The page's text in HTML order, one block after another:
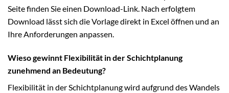
Seite finden Sie einen Download-Link. Nach erfolgtem
Download lässt sich die Vorlage direkt in Excel öffnen und an
Ihre Anforderungen anpassen.
Wieso gewinnt Flexibilität in der Schichtplanung
zunehmend an Bedeutung?
Flexibilität in der Schichtplanung wird aufgrund des Wandels